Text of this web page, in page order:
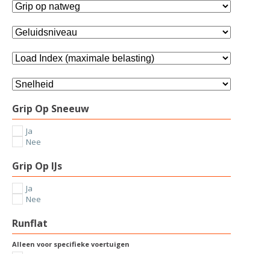
Grip Op Sneeuw
Ja
Nee
Grip Op IJs
Ja
Nee
Runflat
Alleen voor specifieke voertuigen